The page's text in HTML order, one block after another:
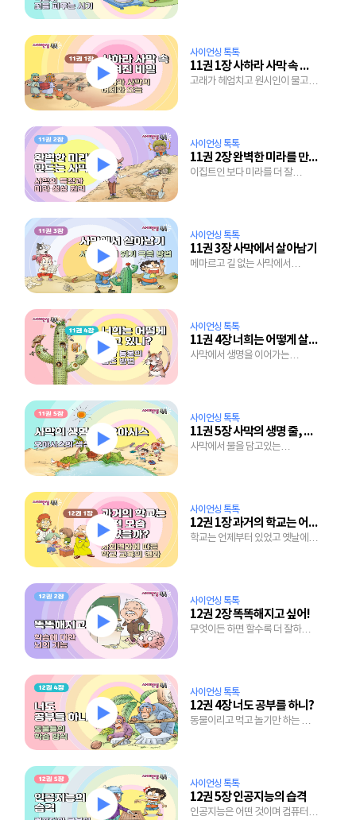
사이언싱 톡톡
11권 1장 사하라 사막 속 숨겨진 비밀
고래가 헤엄치고 원시인이 물고기
사이언싱 톡톡
11권 2장 완벽한 미라를 만드는 사막
이집트인 보다 미라를 더 잘
사이언싱 톡톡
11권 3장 사막에서 살아남기
메마르고 길 없는 사막에서
사이언싱 톡톡
11권 4장 너희는 어떻게 살고 있니?
사막에서 생명을 이어가는
사이언싱 톡톡
11권 5장 사막의 생명 줄, 오아시스
사막에서 물을 담고있는
사이언싱 톡톡
12권 1장 과거의 학교는 어떤 모습이었을까?
학교는 언제부터 있었고 옛날에는
사이언싱 톡톡
12권 2장 똑똑해지고 싶어!
무엇이든 하면 할수록 더 잘하는
사이언싱 톡톡
12권 4장 너도 공부를 하니?
동물이리고 먹고 놀기만 하는 것은
사이언싱 톡톡
12권 5장 인공지능의 습격
인공지능은 어떤 것이며 컴퓨터가